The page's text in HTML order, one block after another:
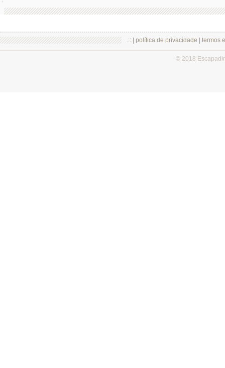
.:: | política de privacidade termos
© 2018